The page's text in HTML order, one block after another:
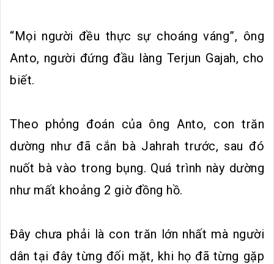
“Mọi người đều thực sự choáng váng”, ông
Anto, người đứng đầu làng Terjun Gajah, cho
biết.
Theo phỏng đoán của ông Anto, con trăn
dường như đã cắn bà Jahrah trước, sau đó
nuốt bà vào trong bụng. Quá trình này dường
như mất khoảng 2 giờ đồng hồ.
Đây chưa phải là con trăn lớn nhất mà người
dân tại đây từng đối mặt, khi họ đã từng gặp